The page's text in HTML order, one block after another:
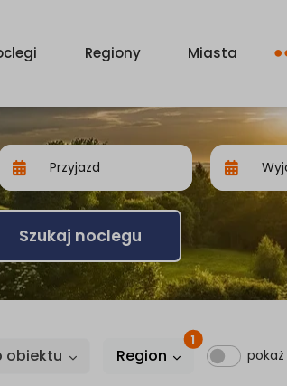
Regiony Miasta
Szukaj noclegu
obiektu Region
1